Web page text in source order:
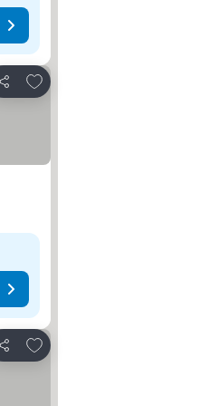
Teilen
Zu Favoriten hinzufügen
Teilen
Zu Favoriten hinzufügen